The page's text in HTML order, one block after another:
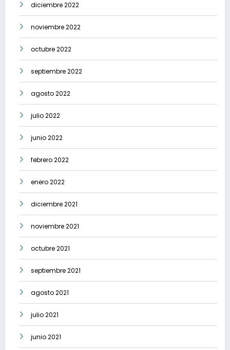
diciembre 2022
noviembre 2022
octubre 2022
septiembre 2022
agosto 2022
julio 2022
junio 2022
febrero 2022
enero 2022
diciembre 2021
noviembre 2021
octubre 2021
septiembre 2021
agosto 2021
julio 2021
junio 2021